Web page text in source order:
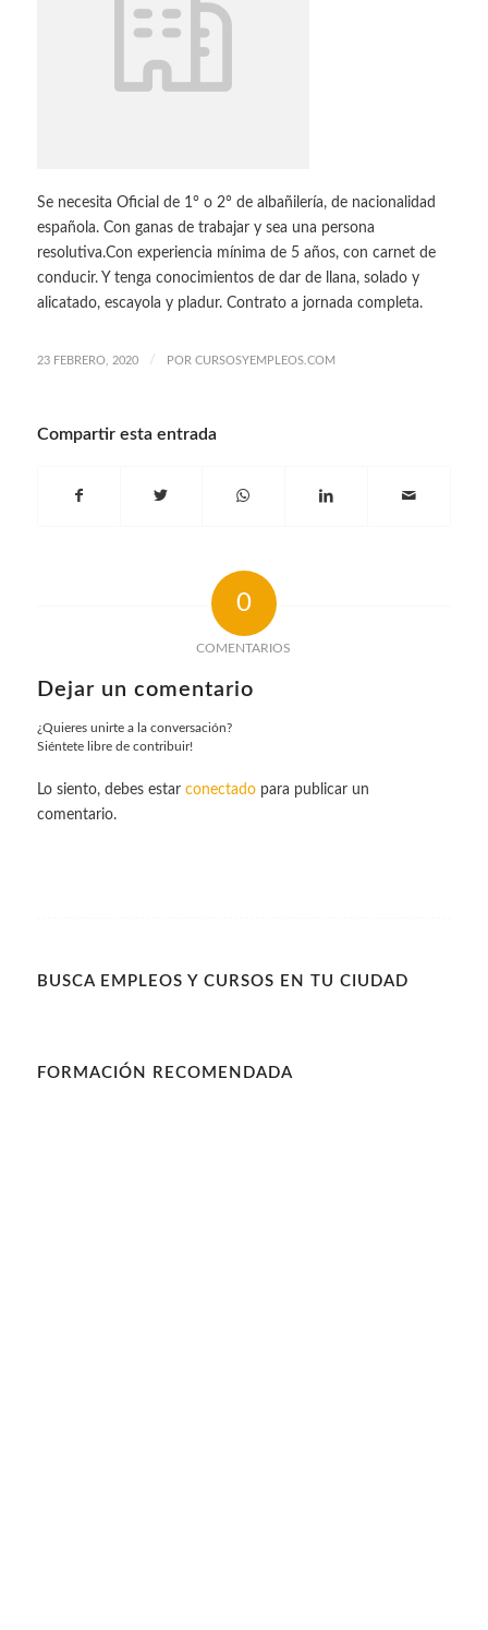
Se necesita Oficial de 1° o 2° de albañilería, de nacionalidad
española. Con ganas de trabajar y sea una persona
resolutiva.Con experiencia mínima de 5 años, con carnet de
conducir. Y tenga conocimientos de dar de llana, solado y
alicatado, escayola y pladur. Contrato a jornada completa.
23 FEBRERO, 2020 / POR CURSOSYEMPLEOS.COM
Compartir esta entrada
0
COMENTARIOS
Dejar un comentario
¿Quieres unirte a la conversación?
Siéntete libre de contribuir!
Lo siento, debes estar conectadopara publicar un
comentario.
BUSCA EMPLEOS Y CURSOS EN TU CIUDAD
FORMACIÓN RECOMENDADA